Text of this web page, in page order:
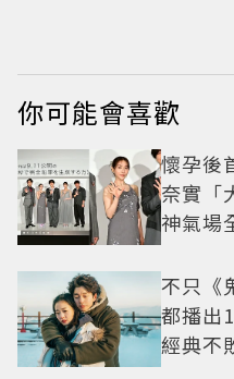
你可能會喜歡
懷孕後
奈實「
神氣場
不只《
都播出
經典不